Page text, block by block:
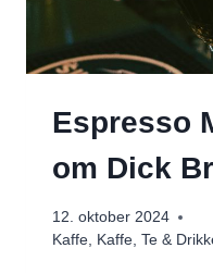
Espresso
om Dick
12. oktober 2024
Kaffe, Kaffe, Te &